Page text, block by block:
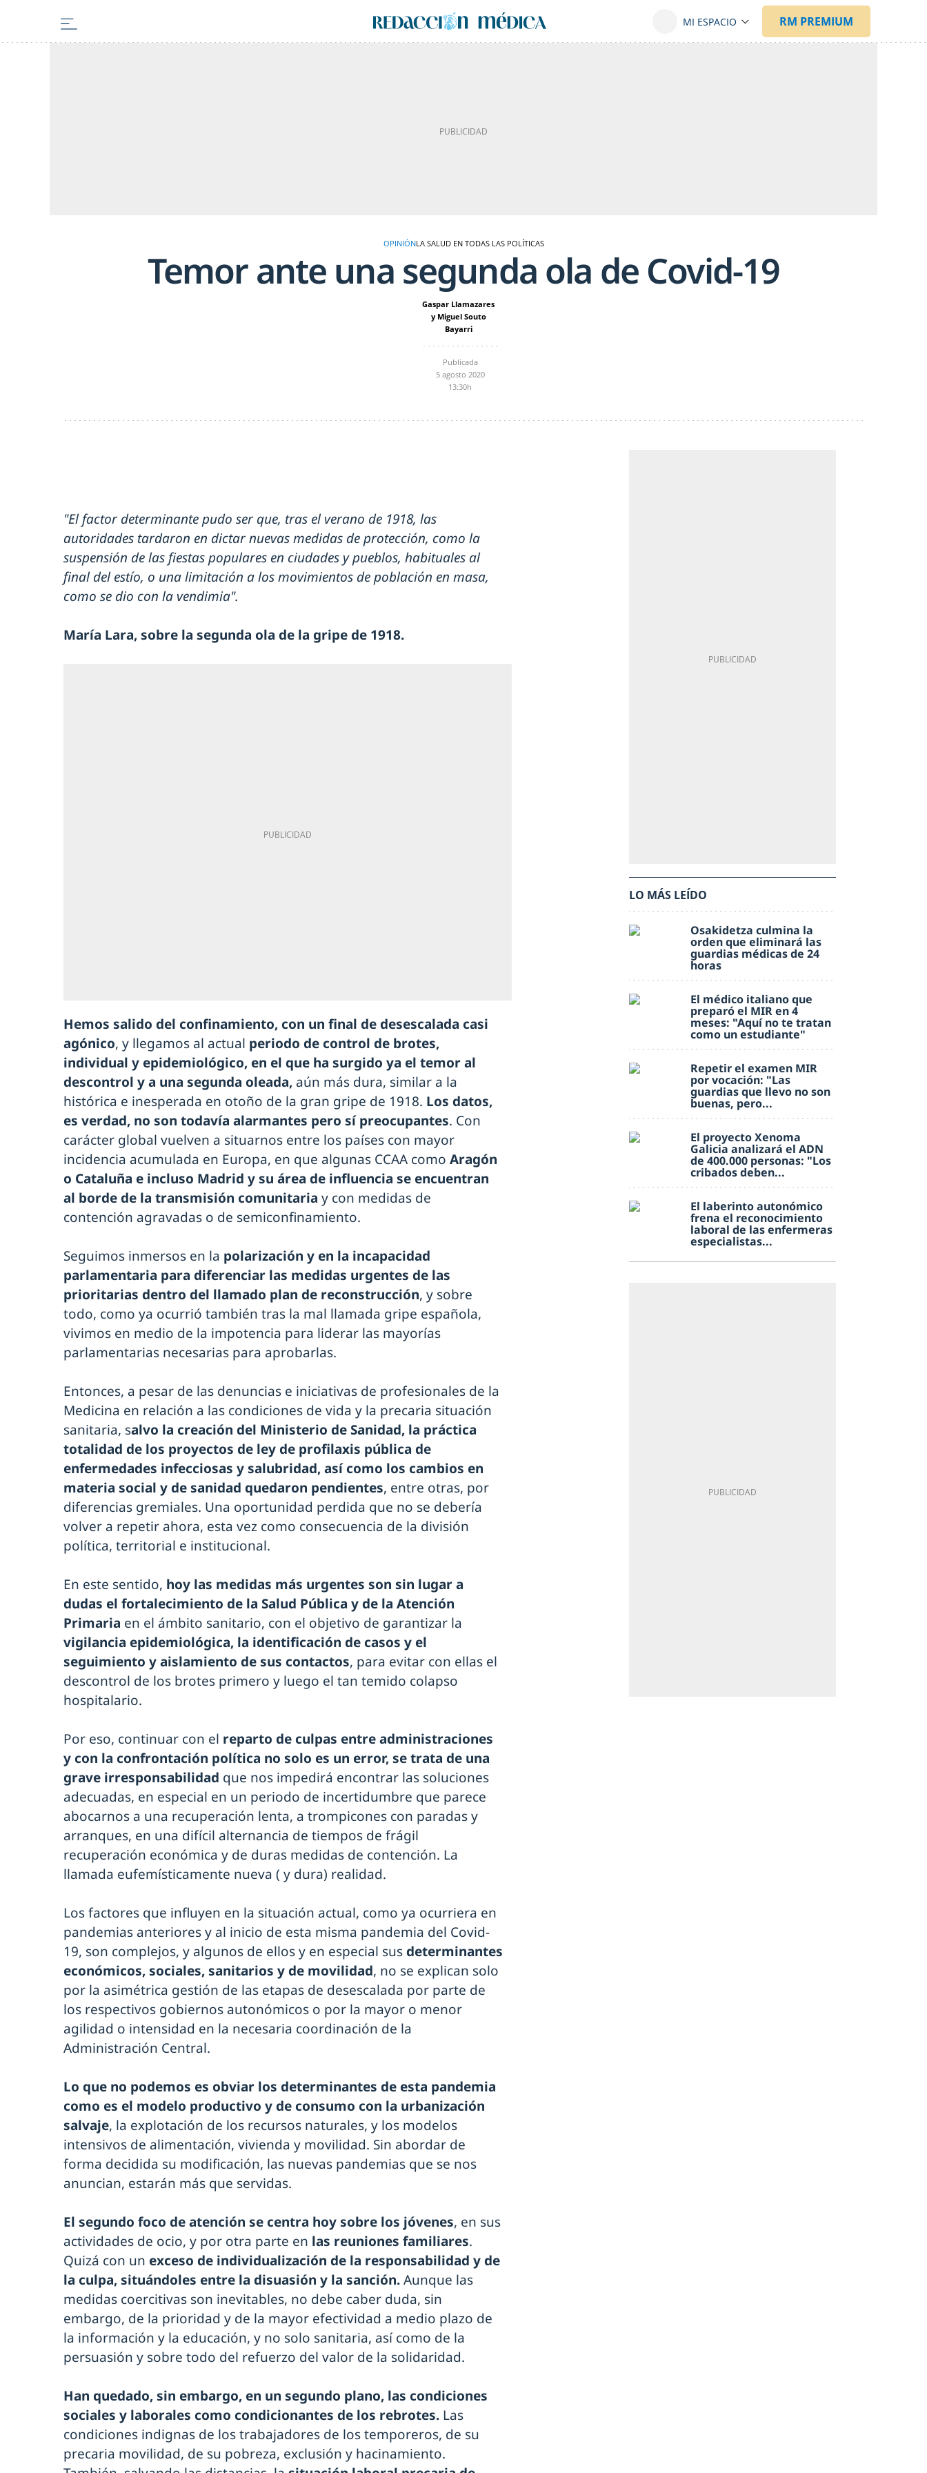
OPINIÓNLA SALUD EN TODAS LAS POLÍTICAS
Temor ante una segunda ola de Covid-19
Gaspar Llamazares
y Miguel Souto
Bayarri
Publicada
5 agosto 2020
13:30h
"El factor determinante pudo ser que, tras el verano de 1918, las
autoridades tardaron en dictar nuevas medidas de protección, como la
suspensión de las fiestas populares en ciudades y pueblos, habituales al
final del estío, o una limitación a los movimientos de población en masa,
como se dio con la vendimia".
María Lara, sobre la segunda ola de la gripe de 1918.
Hemos salido del confinamiento, con un final de desescalada casi
agónico, y llegamos al actual periodo de control de brotes,
individual y epidemiológico, en el que ha surgido ya el temor al
descontrol y a una segunda oleada, aún más dura, similar a la
histórica e inesperada en otoño de la gran gripe de 1918. Los datos,
es verdad, no son todavía alarmantes pero sí preocupantes. Con
carácter global vuelven a situarnos entre los países con mayor
incidencia acumulada en Europa, en que algunas CCAA como Aragón
o Cataluña e incluso Madrid y su área de influencia se encuentran
al borde de la transmisión comunitaria y con medidas de
contención agravadas o de semiconfinamiento.
Seguimos inmersos en la polarización y en la incapacidad
parlamentaria para diferenciar las medidas urgentes de las
prioritarias dentro del llamado plan de reconstrucción, y sobre
todo, como ya ocurrió también tras la mal llamada gripe española,
vivimos en medio de la impotencia para liderar las mayorías
parlamentarias necesarias para aprobarlas.
Entonces, a pesar de las denuncias e iniciativas de profesionales de la
Medicina en relación a las condiciones de vida y la precaria situación
sanitaria, salvo la creación del Ministerio de Sanidad, la práctica
totalidad de los proyectos de ley de profilaxis pública de
enfermedades infecciosas y salubridad, así como los cambios en
materia social y de sanidad quedaron pendientes, entre otras, por
diferencias gremiales. Una oportunidad perdida que no se debería
volver a repetir ahora, esta vez como consecuencia de la división
política, territorial e institucional.
En este sentido, hoy las medidas más urgentes son sin lugar a
dudas el fortalecimiento de la Salud Pública y de la Atención
Primaria en el ámbito sanitario, con el objetivo de garantizar la
vigilancia epidemiológica, la identificación de casos y el
seguimiento y aislamiento de sus contactos, para evitar con ellas el
descontrol de los brotes primero y luego el tan temido colapso
hospitalario.
Por eso, continuar con el reparto de culpas entre administraciones
y con la confrontación política no solo es un error, se trata de una
grave irresponsabilidad que nos impedirá encontrar las soluciones
adecuadas, en especial en un periodo de incertidumbre que parece
abocarnos a una recuperación lenta, a trompicones con paradas y
arranques, en una difícil alternancia de tiempos de frágil
recuperación económica y de duras medidas de contención. La
llamada eufemísticamente nueva ( y dura) realidad.
Los factores que influyen en la situación actual, como ya ocurriera en
pandemias anteriores y al inicio de esta misma pandemia del Covid-
19, son complejos, y algunos de ellos y en especial sus determinantes
económicos, sociales, sanitarios y de movilidad, no se explican solo
por la asimétrica gestión de las etapas de desescalada por parte de
los respectivos gobiernos autonómicos o por la mayor o menor
agilidad o intensidad en la necesaria coordinación de la
Administración Central.
Lo que no podemos es obviar los determinantes de esta pandemia
como es el modelo productivo y de consumo con la urbanización
salvaje, la explotación de los recursos naturales, y los modelos
intensivos de alimentación, vivienda y movilidad. Sin abordar de
forma decidida su modificación, las nuevas pandemias que se nos
anuncian, estarán más que servidas.
El segundo foco de atención se centra hoy sobre los jóvenes, en sus
actividades de ocio, y por otra parte en las reuniones familiares.
Quizá con un exceso de individualización de la responsabilidad y de
la culpa, situándoles entre la disuasión y la sanción.Aunque las
medidas coercitivas son inevitables, no debe caber duda, sin
embargo, de la prioridad y de la mayor efectividad a medio plazo de
la información y la educación, y no solo sanitaria, así como de la
persuasión y sobre todo del refuerzo del valor de la solidaridad.
Han quedado, sin embargo, en un segundo plano, las condiciones
sociales y laborales como condicionantes de los rebrotes. Las
condiciones indignas de los trabajadores de los temporeros, de su
precaria movilidad, de su pobreza, exclusión y hacinamiento.
LO MÁS LEÍDO
Osakidetza culmina la
orden que eliminará las
guardias médicas de 24
horas
El médico italiano que
preparó el MIR en 4
meses: "Aquí no te tratan
como un estudiante"
Repetir el examen MIR
por vocación: "Las
guardias que llevo no son
buenas, pero...
El proyecto Xenoma
Galicia analizará el ADN
de 400.000 personas: "Los
cribados deben...
El laberinto autonómico
frena el reconocimiento
laboral de las enfermeras
especialistas...